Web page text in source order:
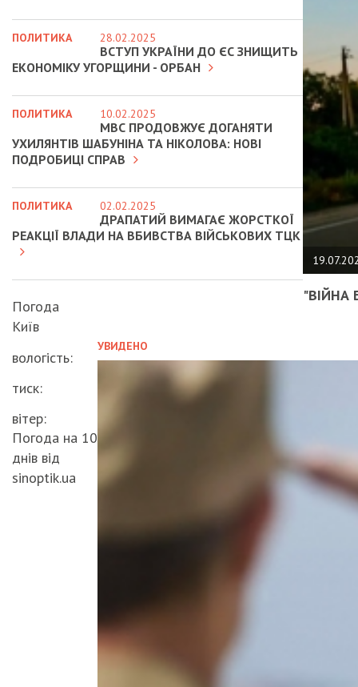
"ВІЙНА
УВИДЕНО
ПОЛИТИКА 28.02.2025
ВСТУП УКРАЇНИ ДО ЄС ЗНИЩИТЬ
ЕКОНОМІКУ УГОРЩИНИ - ОРБАН
ПОЛИТИКА 10.02.2025
МВС ПРОДОВЖУЄ ДОГАНЯТИ
УХИЛЯНТІВ ШАБУНІНА ТА НІКОЛОВА: НОВІ
ПОДРОБИЦІ СПРАВ
ПОЛИТИКА 02.02.2025
ДРАПАТИЙ ВИМАГАЄ ЖОРСТКОЇ
РЕАКЦІЇ ВЛАДИ НА ВБИВСТВА ВІЙСЬКОВИХ ТЦК
Погода
Київ
вологість:
тиск:
вітер:
Погода на 10
днів від
sinoptik.ua